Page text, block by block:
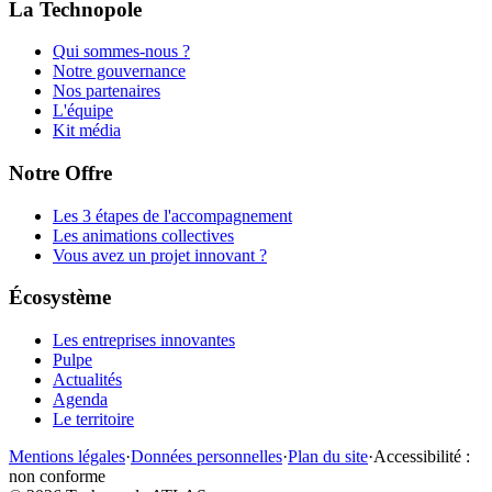
La Technopole
Qui sommes-nous ?
Notre gouvernance
Nos partenaires
L'équipe
Kit média
Notre Offre
Les 3 étapes de l'accompagnement
Les animations collectives
Vous avez un projet innovant ?
Écosystème
Les entreprises innovantes
Pulpe
Actualités
Agenda
Le territoire
Mentions légales·Données personnelles·Plan du site·Accessibilité :
non conforme